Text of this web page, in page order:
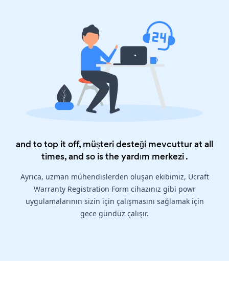
and to top it off, müşteri desteği mevcuttur at all
times, and so is theyardım merkezi.
Ayrıca, uzman mühendislerden oluşan ekibimiz, Ucraft
Warranty Registration Form cihazınız gibi powr
uygulamalarının sizin için çalışmasını sağlamak için
gece gündüz çalışır.